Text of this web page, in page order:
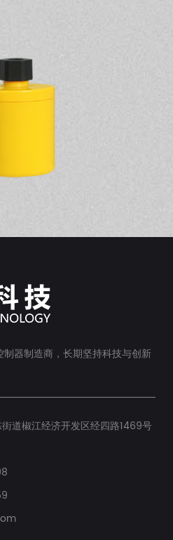
器制造商，长期坚持科技与创新
道椒江经济开发区经四路1469号